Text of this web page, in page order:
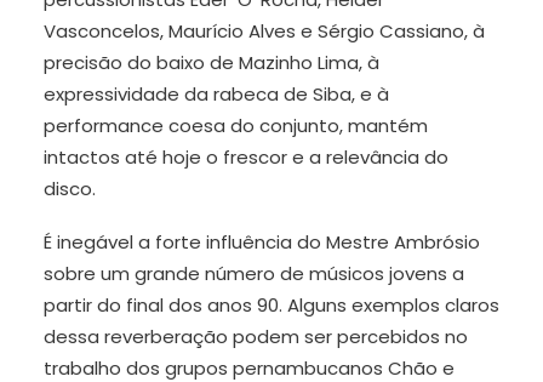
Vasconcelos, Maurício Alves e Sérgio Cassiano, à
precisão do baixo de Mazinho Lima, à
expressividade da rabeca de Siba, e à
performance coesa do conjunto, mantém
intactos até hoje o frescor e a relevância do
disco.
É inegável a forte influência do Mestre Ambrósio
sobre um grande número de músicos jovens a
partir do final dos anos 90. Alguns exemplos claros
dessa reverberação podem ser percebidos no
trabalho dos grupos pernambucanos Chão e